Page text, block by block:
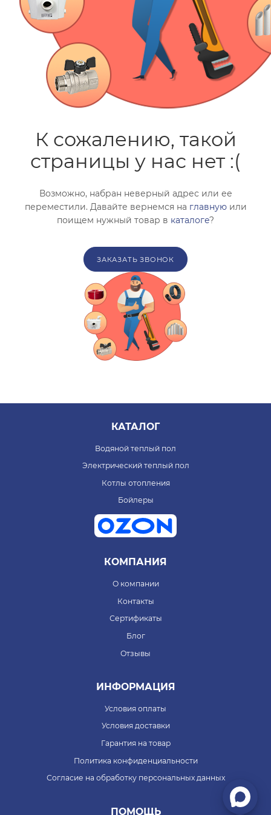
К сожалению, такой
страницы у нас нет :(
Возможно, набран неверный адрес или ее
переместили. Давайте вернемся на главнуюили
поищем нужный товар в каталоге?
ЗАКАЗАТЬ ЗВОНОК
КАТАЛОГ
Водяной теплый пол
Электрический теплый пол
Котлы отопления
Бойлеры
КОМПАНИЯ
О компании
Контакты
Сертификаты
Блог
Отзывы
ИНФОРМАЦИЯ
Условия оплаты
Условия доставки
Гарантия на товар
Политика конфиденциальности
Согласие на обработку персональных данных
ПОМОЩЬ
помогут с подбором.
ЗАКАЗАТЬ ЗВОНОК